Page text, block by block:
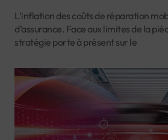
L’inflation des coûts de réparation
d’assurance. Face aux limites de la
stratégie porte à présent sur le